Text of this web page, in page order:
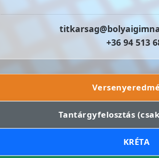
+36 94 513
Tantárgyfelosztás
KRÉTA